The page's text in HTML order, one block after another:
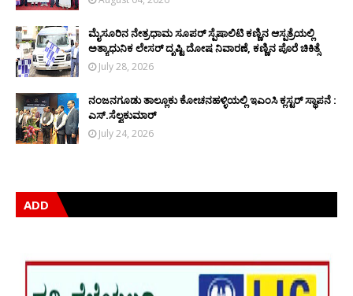
ಮೈಸೂರಿನ ನೇತ್ರಧಾಮ ಸೂಪರ್ ಸ್ಪೆಷಾಲಿಟಿ ಕಣ್ಣಿನ ಆಸ್ಪತ್ರೆಯಲ್ಲಿ
ಅತ್ಯಾಧುನಿಕ ಲೇಸರ್ ದೃಷ್ಟಿ ದೋಷ ನಿವಾರಣೆ, ಕಣ್ಣಿನ ಪೊರೆ ಚಿಕಿತ್ಸೆ
July 28, 2026
ನಂಜನಗೂಡು ತಾಲ್ಲೂಕು ಕೋಚನಹಳ್ಳಿಯಲ್ಲಿ ಇಎಂಸಿ ಕ್ಲಸ್ಟರ್ ಸ್ಥಾಪನೆ :
ಎಸ್.ಸೆಲ್ವಕುಮಾರ್
July 24, 2026
ADD